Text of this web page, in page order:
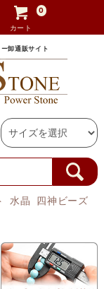
カート
0
卸通販サイト
水晶
四神ビーズ